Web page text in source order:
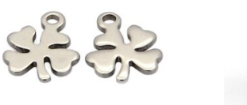
SS304,
vel
11x9mm